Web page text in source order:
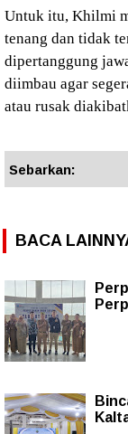
Untuk itu, Khilmi
tenang dan tidak
dipertanggung
diimbau agar
atau rusak
Sebarkan:
BACA